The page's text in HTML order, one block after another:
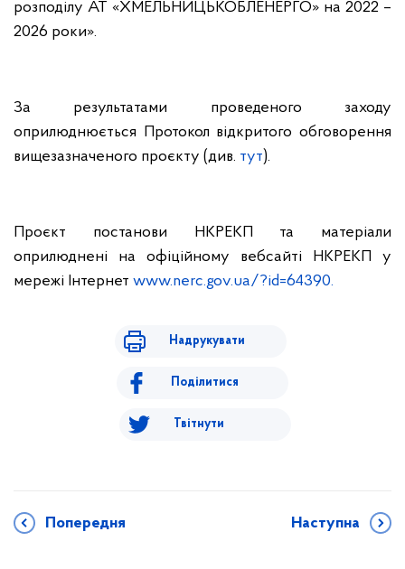
розподілу АТ «ХМЕЛЬНИЦЬКОБЛЕНЕРГО» на 2022 –
2026 роки».
За результатами проведеного заходу
оприлюднюється Протокол відкритого обговорення
вищезазначеного проєкту (див. тут).
Проєкт постанови НКРЕКП та матеріали
оприлюднені на офіційному вебсайті НКРЕКП у
мережі Інтернет www.nerc.gov.ua/?id=64390.
Надрукувати
Поділитися
Твітнути
Попередня Наступна